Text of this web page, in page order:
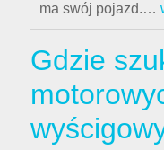
ma swój pojazd.…
Gdzie